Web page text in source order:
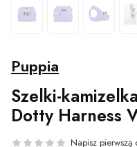
Puppia
Szelki-
Dotty Harness